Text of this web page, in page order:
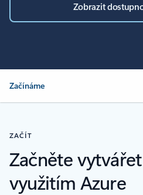
Zobrazit
Začínáme
ZAČÍT
Začněte
využitím Azure